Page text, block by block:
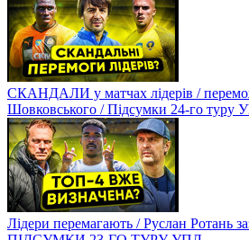
СКАНДАЛИ у матчах лідерів /
Шовковського / Підсумки 24-го туру
Лідери перемагають / Руслан Ротань